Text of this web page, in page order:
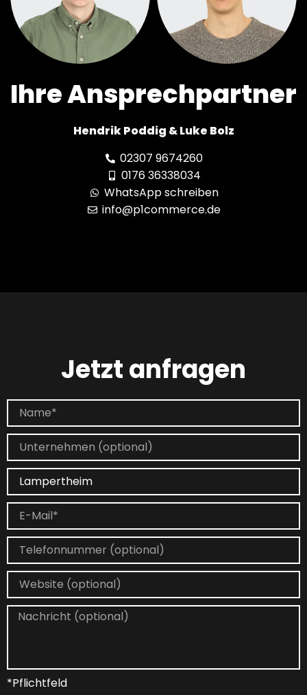
Ihre Ansprechpartner
Hendrik Poddig & Luke Bolz
02307 9674260
0176 36338034
WhatsApp schreiben
info@p1commerce.de
Jetzt anfragen
*Pflichtfeld